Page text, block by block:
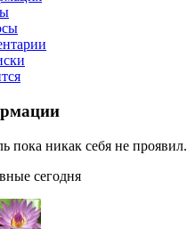
пока никак себя не проявил.
сегодня